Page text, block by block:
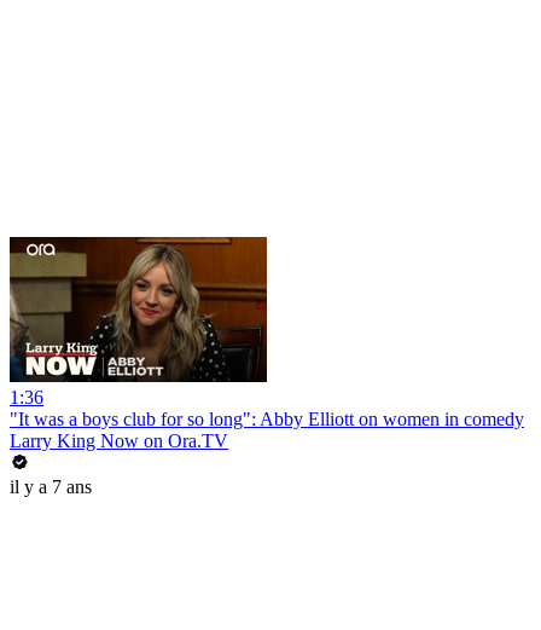
1:36
"It was a boys club for so long": Abby Elliott on women in comedy
Larry King Now on Ora.TV
il y a 7 ans